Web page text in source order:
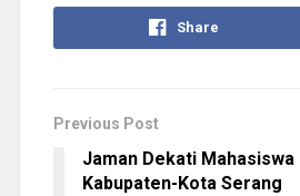
Share
Previous Post
Jaman Dekati Mahasiswa
Kabupaten-Kota Serang